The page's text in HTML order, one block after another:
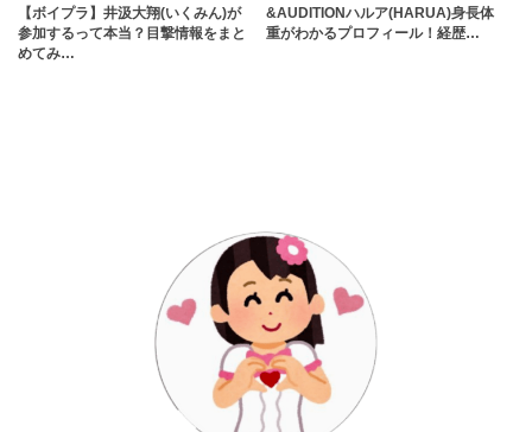
【ボイプラ】井汲大翔(いくみん)が
参加するって本当？目撃情報をまと
めてみ…
&AUDITIONハルア(HARUA)身長体
重がわかるプロフィール！経歴…